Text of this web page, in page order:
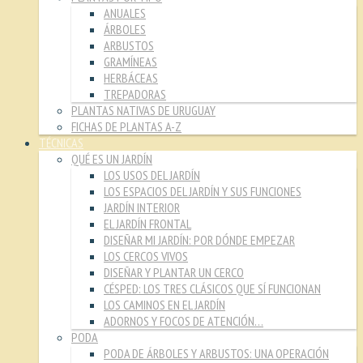
ANUALES
ÁRBOLES
ARBUSTOS
GRAMÍNEAS
HERBÁCEAS
TREPADORAS
PLANTAS NATIVAS DE URUGUAY
FICHAS DE PLANTAS A-Z
TÉCNICAS
QUÉ ES UN JARDÍN
LOS USOS DEL JARDÍN
LOS ESPACIOS DEL JARDÍN Y SUS FUNCIONES
JARDÍN INTERIOR
EL JARDÍN FRONTAL
DISEÑAR MI JARDÍN: POR DÓNDE EMPEZAR
LOS CERCOS VIVOS
DISEÑAR Y PLANTAR UN CERCO
CÉSPED: LOS TRES CLÁSICOS QUE SÍ FUNCIONAN
LOS CAMINOS EN EL JARDÍN
ADORNOS Y FOCOS DE ATENCIÓN…
PODA
PODA DE ÁRBOLES Y ARBUSTOS: UNA OPERACIÓN